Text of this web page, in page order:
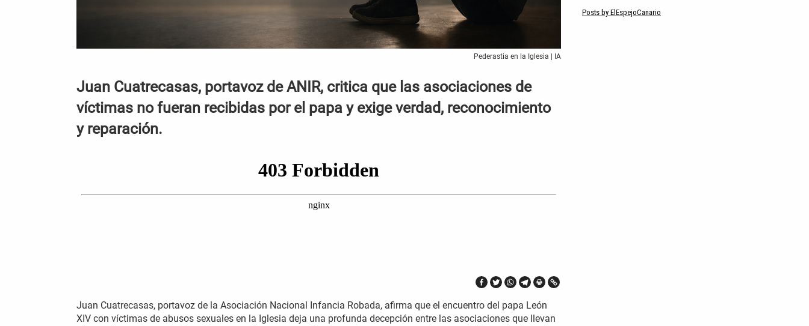
Pederastia en la Iglesia | IA
Juan Cuatrecasas, portavoz de ANIR, critica que las asociaciones de
víctimas no fueran recibidas por el papa y exige verdad, reconocimiento
y reparación.
Juan Cuatrecasas, portavoz de la Asociación Nacional Infancia Robada, afirma que el encuentro del papa León
XIV con víctimas de abusos sexuales en la Iglesia deja una profunda decepción entre las asociaciones que llevan
Posts by ElEspejoCanario